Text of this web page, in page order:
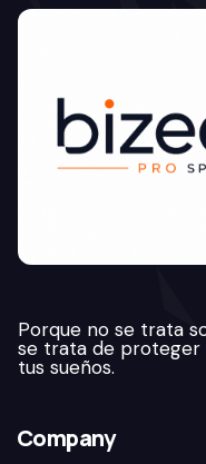
Porque no se trata
se trata de proteger
tus sueños.
Company